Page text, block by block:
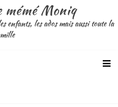
mémé Moniq
enfants, les ados mais aussi toute la